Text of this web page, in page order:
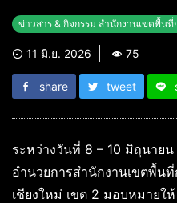
ข่าวสาร & กิจกรรม สำนักงานเขตพื้น
11 มิ.ย. 2026 75
share tweet
ระหว่างวันที่ 8 – 10 มิถุนาย
อำนวยการสำนักงานเขตพื้น
เชียงใหม่ เขต 2 มอบหมาย